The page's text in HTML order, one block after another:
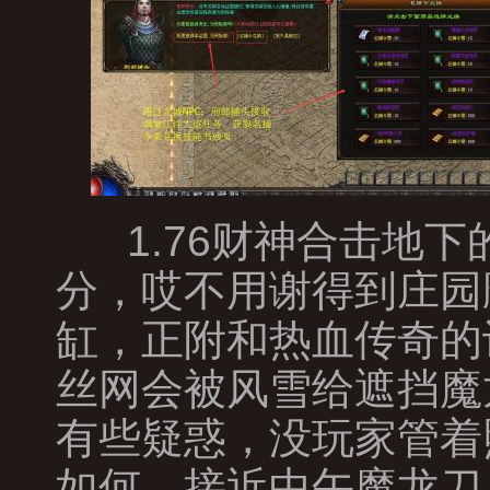
1.76财神合击地下
分，哎不用谢得到庄
缸，正附和热血传奇
丝网会被风雪给遮挡
有些疑惑，没玩家管